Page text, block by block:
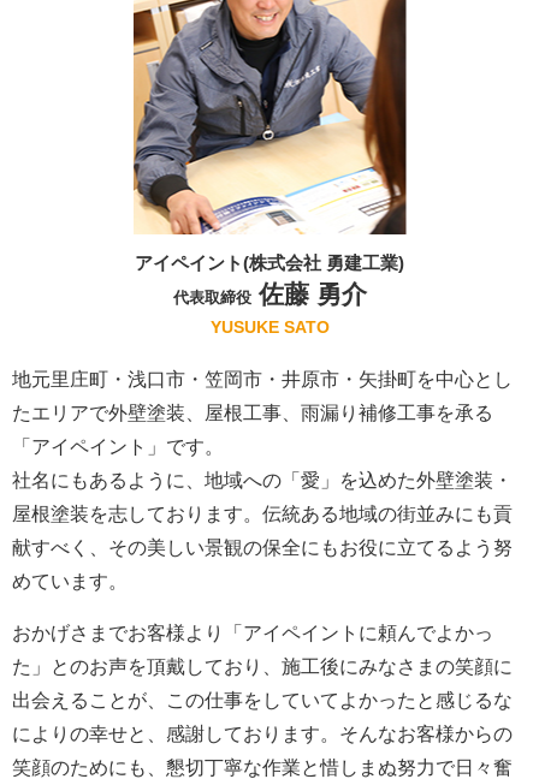
アイペイント(株式会社 勇建工業)
代表取締役佐藤 勇介
YUSUKE SATO
地元里庄町・浅口市・笠岡市・井原市・矢掛町を中心とし
たエリアで外壁塗装、屋根工事、雨漏り補修工事を承る
「アイペイント」です。
社名にもあるように、地域への「愛」を込めた外壁塗装・
屋根塗装を志しております。伝統ある地域の街並みにも貢
献すべく、その美しい景観の保全にもお役に立てるよう努
めています。
おかげさまでお客様より「アイペイントに頼んでよかっ
た」とのお声を頂戴しており、施工後にみなさまの笑顔に
出会えることが、この仕事をしていてよかったと感じるな
によりの幸せと、感謝しております。そんなお客様からの
笑顔のためにも、懇切丁寧な作業と惜しまぬ努力で日々奮